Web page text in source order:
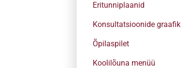
Eritunniplaanid
Konsultatsioonide graafik
Õpilaspilet
Koolilõuna menüü